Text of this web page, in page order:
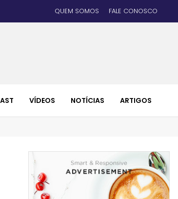
QUEM SOMOS FALE CONOSCO
VÍDEOS NOTÍCIAS ARTIGOS